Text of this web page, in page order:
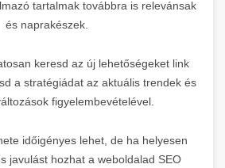
tartalmak továbbra is relevánsak
és naprakészek.
keresd az új lehetőségeket link
a stratégiádat az aktuális trendek és
figyelembevételével.
időigényes lehet, de ha helyesen
javulást hozhat a weboldalad SEO